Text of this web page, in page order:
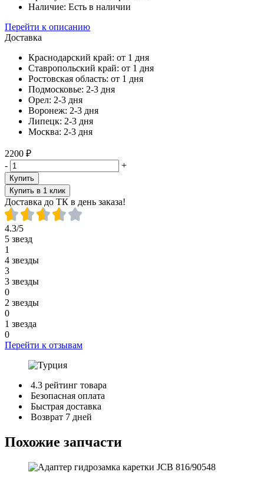
Наличие: Есть в наличии
Перейти к описанию
Доставка
Краснодарский край: от 1 дня
Ставропольский край: от 1 дня
Ростовская область: от 1 дня
Подмосковье: 2-3 дня
Орел: 2-3 дня
Воронеж: 2-3 дня
Липецк: 2-3 дня
Москва: 2-3 дня
2200 ₽
-
+
Купить
Купить в 1 клик
Доставка до ТК в день заказа!
4.3/5
5 звезд
1
4 звезды
3
3 звезды
0
2 звезды
0
1 звезда
0
Перейти к отзывам
4.3 рейтинг товара
Безопасная оплата
Быстрая доставка
Возврат 7 дней
Похожие запчасти